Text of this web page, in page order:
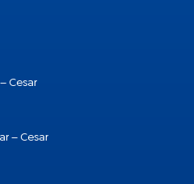
Cesar
– Cesar